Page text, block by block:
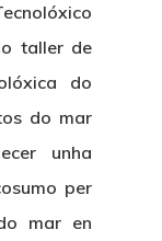
taller de
do
do mar
unha
per
mar en